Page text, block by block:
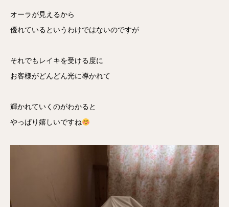
オーラが見えるから
優れているというわけではないのですが
それでもレイキを受ける度に
お客様がどんどん光に導かれて
輝かれていくのがわかると
やっぱり嬉しいですね